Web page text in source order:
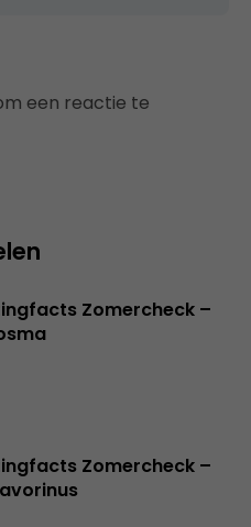
een reactie te
Zomercheck –
Zomercheck –